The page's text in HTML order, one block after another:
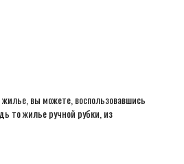
вы можете, воспользовавшись
то жилье ручной рубки, из